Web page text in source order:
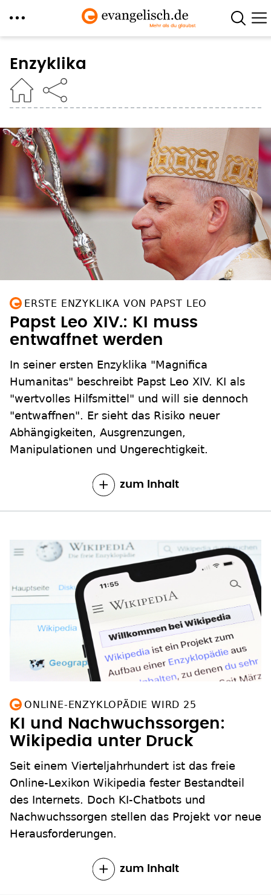
zum
Inhalt
Enzyklika
ERSTE ENZYKLIKA VON PAPST LEO
Papst Leo XIV.: KI muss
entwaffnet werden
In seiner ersten Enzyklika "Magnifica
Humanitas" beschreibt Papst Leo XIV. KI als
"wertvolles Hilfsmittel" und will sie dennoch
"entwaffnen". Er sieht das Risiko neuer
Abhängigkeiten, Ausgrenzungen,
Manipulationen und Ungerechtigkeit.
zum Inhalt
ONLINE-ENZYKLOPÄDIE WIRD 25
KI und Nachwuchssorgen:
Wikipedia unter Druck
Seit einem Vierteljahrhundert ist das freie
Online-Lexikon Wikipedia fester Bestandteil
des Internets. Doch KI-Chatbots und
Nachwuchssorgen stellen das Projekt vor neue
Herausforderungen.
zum Inhalt